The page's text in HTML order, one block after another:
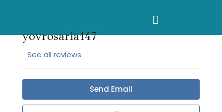
yovrosaria147
See all reviews
Send Email